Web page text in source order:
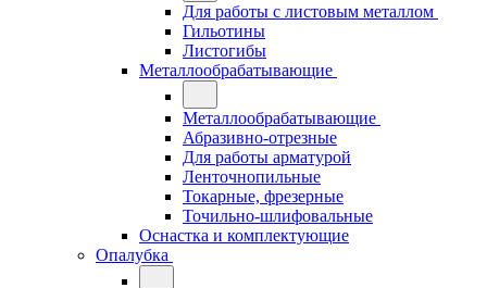
Для работы с листовым металлом
Гильотины
Листогибы
Металлообрабатывающие
Металлообрабатывающие
Абразивно-отрезные
Для работы арматурой
Ленточнопильные
Токарные, фрезерные
Точильно-шлифовальные
Оснастка и комплектующие
Опалубка